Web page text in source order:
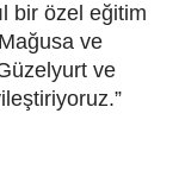
bir özel eğitim
ve
ve